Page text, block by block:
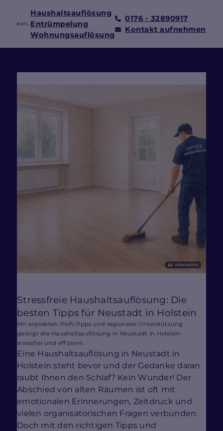
Haushaltsauflösung
Entrümpelung
Wohnungsauflösung
0176 - 32890917
Kontakt aufnehmen
Stressfreie Haushaltsauflösung: Die
besten Tipps für Neustadt in Holstein
Mit erprobten Profi-Tipps und regionaler Unterstützung
gelingt die Haushaltsauflösung in Neustadt in Holstein
stressfrei und effizient.
Eine Haushaltsauflösung in Neustadt in
Holstein steht bevor und der Gedanke daran
raubt Ihnen den Schlaf? Kein Wunder! Der
Abschied von alten Räumen ist oft mit
emotionalen Erinnerungen, Zeitdruck und
vielen organisatorischen Fragen verbunden.
Doch mit den richtigen Tipps und